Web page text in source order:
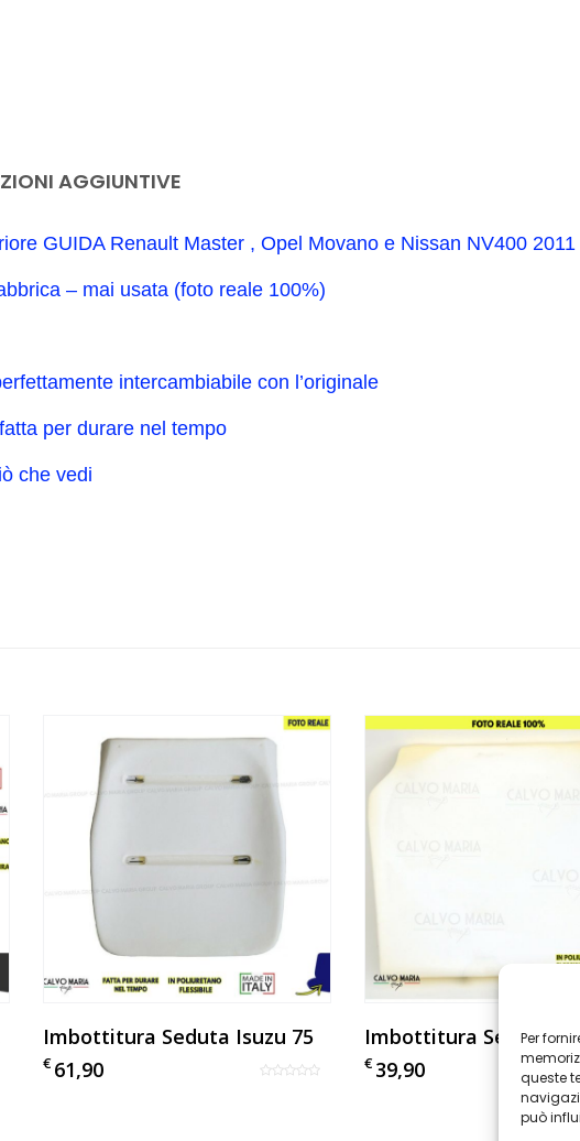
Per
queste
può
AGGIUNTIVE
GUIDA Renault Master , Opel Movano e Nissan NV400
– mai usata (foto reale 100%)
intercambiabile con l’originale
per durare nel tempo
che vedi
Imbottitura Seduta Isuzu 75
61,90
€
39,90
€